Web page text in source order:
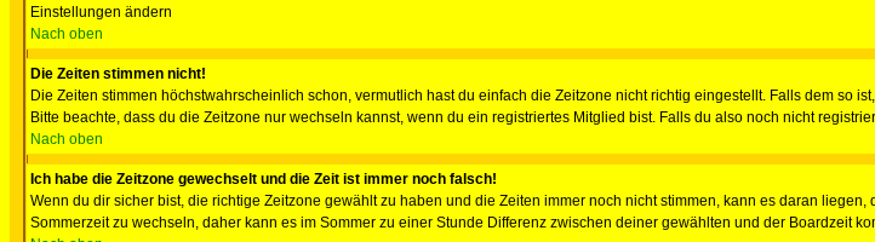
Einstellungen ändern
Nach oben
Die Zeiten stimmen nicht!
Die Zeiten stimmen höchstwahrscheinlich schon, vermutlich hast du einfach die Zeitzone nicht richtig eingestellt. Falls dem so
Bitte beachte, dass du die Zeitzone nur wechseln kannst, wenn du ein registriertes Mitglied bist. Falls du also noch nicht
Nach oben
Ich habe die Zeitzone gewechselt und die Zeit ist immer noch falsch!
Wenn du dir sicher bist, die richtige Zeitzone gewählt zu haben und die Zeiten immer noch nicht stimmen, kann es daran
Sommerzeit zu wechseln, daher kann es im Sommer zu einer Stunde Differenz zwischen deiner gewählten und der Boardzeit